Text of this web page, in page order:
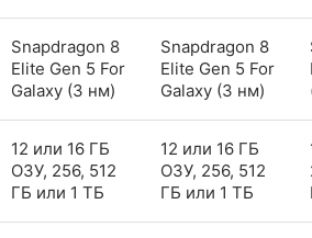
Snapdragon 8
Elite Gen 5 For
Galaxy (3 нм)
Snapdragon 8
Elite Gen 5 For
Galaxy (3 нм)
12 или 16 ГБ
ОЗУ, 256, 512
ГБ или 1 ТБ
12 или 16 ГБ
ОЗУ, 256, 512
ГБ или 1 ТБ